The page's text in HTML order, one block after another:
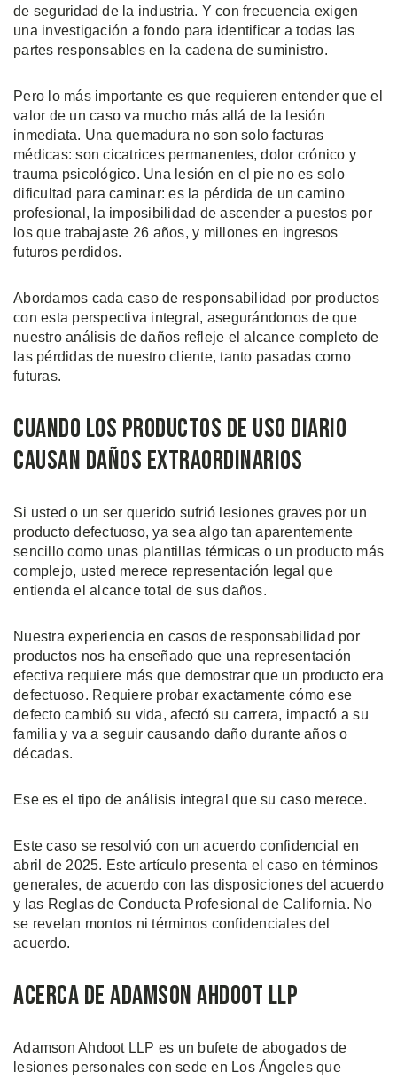
de seguridad de la industria. Y con frecuencia exigen
una investigación a fondo para identificar a todas las
partes responsables en la cadena de suministro.
Pero lo más importante es que requieren entender que el
valor de un caso va mucho más allá de la lesión
inmediata. Una quemadura no son solo facturas
médicas: son cicatrices permanentes, dolor crónico y
trauma psicológico. Una lesión en el pie no es solo
dificultad para caminar: es la pérdida de un camino
profesional, la imposibilidad de ascender a puestos por
los que trabajaste 26 años, y millones en ingresos
futuros perdidos.
Abordamos cada caso de responsabilidad por productos
con esta perspectiva integral, asegurándonos de que
nuestro análisis de daños refleje el alcance completo de
las pérdidas de nuestro cliente, tanto pasadas como
futuras.
Cuando los Productos de Uso Diario
Causan Daños Extraordinarios
Si usted o un ser querido sufrió lesiones graves por un
producto defectuoso, ya sea algo tan aparentemente
sencillo como unas plantillas térmicas o un producto más
complejo, usted merece representación legal que
entienda el alcance total de sus daños.
Nuestra experiencia en casos de responsabilidad por
productos nos ha enseñado que una representación
efectiva requiere más que demostrar que un producto era
defectuoso. Requiere probar exactamente cómo ese
defecto cambió su vida, afectó su carrera, impactó a su
familia y va a seguir causando daño durante años o
décadas.
Ese es el tipo de análisis integral que su caso merece.
Este caso se resolvió con un acuerdo confidencial en
abril de 2025. Este artículo presenta el caso en términos
generales, de acuerdo con las disposiciones del acuerdo
y las Reglas de Conducta Profesional de California. No
se revelan montos ni términos confidenciales del
acuerdo.
Acerca de Adamson Ahdoot LLP
Adamson Ahdoot LLP es un bufete de abogados de
lesiones personales con sede en Los Ángeles que